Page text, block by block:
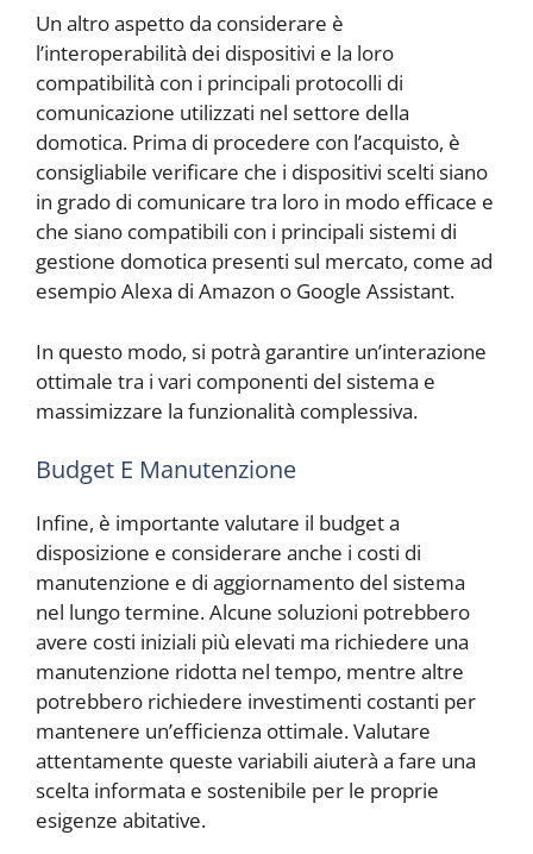
Un altro aspetto da considerare è
l’interoperabilità dei dispositivi e la loro
compatibilità con i principali protocolli di
comunicazione utilizzati nel settore della
domotica. Prima di procedere con l’acquisto, è
consigliabile verificare che i dispositivi scelti siano
in grado di comunicare tra loro in modo efficace e
che siano compatibili con i principali sistemi di
gestione domotica presenti sul mercato, come ad
esempio Alexa di Amazon o Google Assistant.
In questo modo, si potrà garantire un’interazione
ottimale tra i vari componenti del sistema e
massimizzare la funzionalità complessiva.
Budget E Manutenzione
Infine, è importante valutare il budget a
disposizione e considerare anche i costi di
manutenzione e di aggiornamento del sistema
nel lungo termine. Alcune soluzioni potrebbero
avere costi iniziali più elevati ma richiedere una
manutenzione ridotta nel tempo, mentre altre
potrebbero richiedere investimenti costanti per
mantenere un’efficienza ottimale. Valutare
attentamente queste variabili aiuterà a fare una
scelta informata e sostenibile per le proprie
esigenze abitative.